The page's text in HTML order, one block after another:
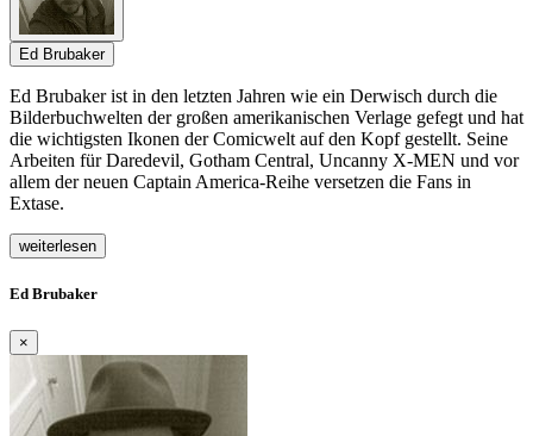
Ed Brubaker
Ed Brubaker ist in den letzten Jahren wie ein Derwisch durch die
Bilderbuchwelten der großen amerikanischen Verlage gefegt und hat
die wichtigsten Ikonen der Comicwelt auf den Kopf gestellt. Seine
Arbeiten für Daredevil, Gotham Central, Uncanny X-MEN und vor
allem der neuen Captain America-Reihe versetzen die Fans in
Extase.
weiterlesen
Ed Brubaker
×